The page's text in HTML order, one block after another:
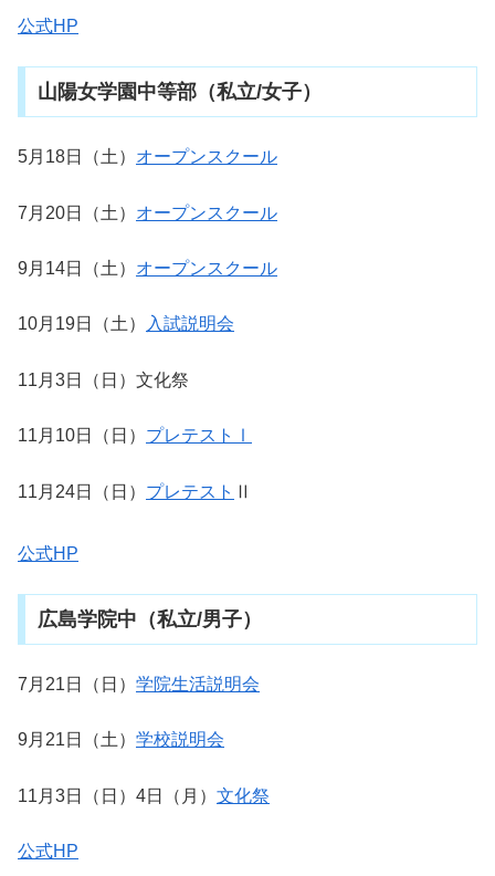
公式HP
山陽女学園中等部（私立/女子）
5月18日（土） オープンスクール
7月20日（土） オープンスクール
9月14日（土） オープンスクール
10月19日（土） 入試説明会
11月3日（日）文化祭
11月10日（日） プレテストⅠ
11月24日（日） プレテスト Ⅱ
公式HP
広島学院中（私立/男子）
7月21日（日） 学院生活説明会
9月21日（土） 学校説明会
11月3日（日）4日（月） 文化祭
公式HP